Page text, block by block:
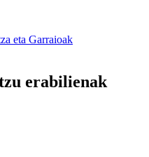
eta Garraioak
erabilienak